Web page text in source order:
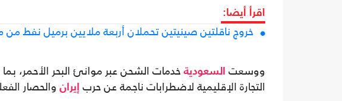
اقرأ أيضا:
خروج ناقلتين صينيتين تحملان أربعة ملايين برميل نفط
ووسعت السعودية خدمات الشحن عبر موانئ البحر
التجارة الإقليمية لاضطرابات ناجمة عن حرب
إيران والحصار